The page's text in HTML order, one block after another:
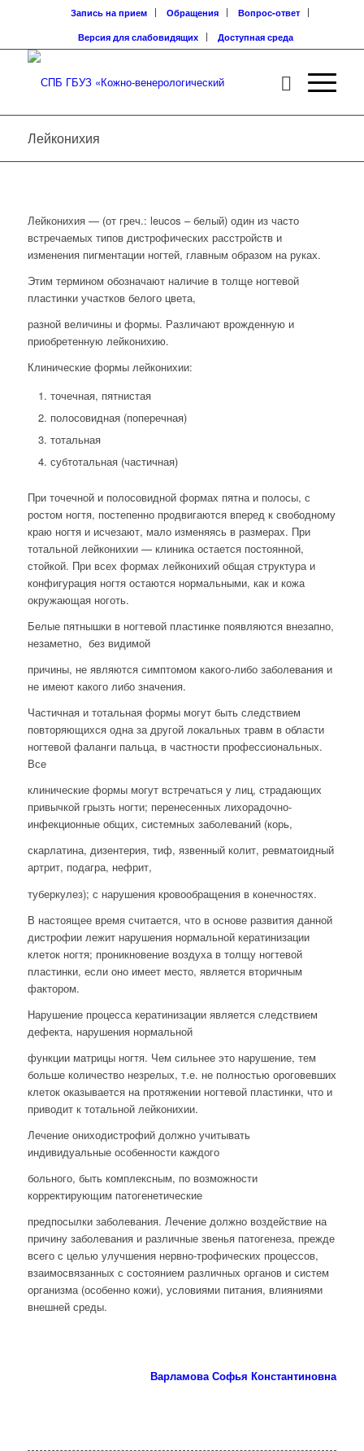
Запись на прием Обращения
Вопрос-ответ
Версия для слабовидящих
Доступная среда
Лейконихия
Лейконихия — (от греч.: leucos – белый) один из часто
встречаемых типов дистрофических расстройств и
изменения пигментации ногтей, главным образом на руках.
Этим термином обозначают наличие в толще ногтевой
пластинки участков белого цвета,
разной величины и формы. Различают врожденную и
приобретенную лейконихию.
Клинические формы лейконихии:
точечная, пятнистая
полосовидная (поперечная)
тотальная
субтотальная (частичная)
При точечной и полосовидной формах пятна и полосы, с
ростом ногтя, постепенно продвигаются вперед к свободному
краю ногтя и исчезают, мало изменяясь в размерах. При
тотальной лейконихии — клиника остается постоянной,
стойкой. При всех формах лейконихий общая структура и
конфигурация ногтя остаются нормальными, как и кожа
окружающая ноготь.
Белые пятнышки в ногтевой пластинке появляются внезапно,
незаметно, без видимой
причины, не являются симптомом какого-либо заболевания и
не имеют какого либо значения.
Частичная и тотальная формы могут быть следствием
повторяющихся одна за другой локальных травм в области
ногтевой фаланги пальца, в частности профессиональных.
Все
клинические формы могут встречаться у лиц, страдающих
привычкой грызть ногти; перенесенных лихорадочно-
инфекционные общих, системных заболеваний (корь,
скарлатина, дизентерия, тиф, язвенный колит, ревматоидный
артрит, подагра, нефрит,
туберкулез); с нарушения кровообращения в конечностях.
В настоящее время считается, что в основе развития данной
дистрофии лежит нарушения нормальной кератинизации
клеток ногтя; проникновение воздуха в толщу ногтевой
пластинки, если оно имеет место, является вторичным
фактором.
Нарушение процесса кератинизации является следствием
дефекта, нарушения нормальной
функции матрицы ногтя. Чем сильнее это нарушение, тем
больше количество незрелых, т.е. не полностью ороговевших
клеток оказывается на протяжении ногтевой пластинки, что и
приводит к тотальной лейконихии.
Лечение ониходистрофий должно учитывать
индивидуальные особенности каждого
больного, быть комплексным, по возможности
корректирующим патогенетические
предпосылки заболевания. Лечение должно воздействие на
причину заболевания и различные звенья патогенеза, прежде
всего с целью улучшения нервно-трофических процессов,
взаимосвязанных с состоянием различных органов и систем
организма (особенно кожи), условиями питания, влияниями
внешней среды.
Варламова Софья Константиновна